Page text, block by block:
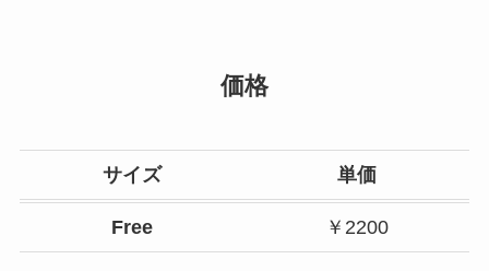
価格
サイズ 単価
Free ￥2200